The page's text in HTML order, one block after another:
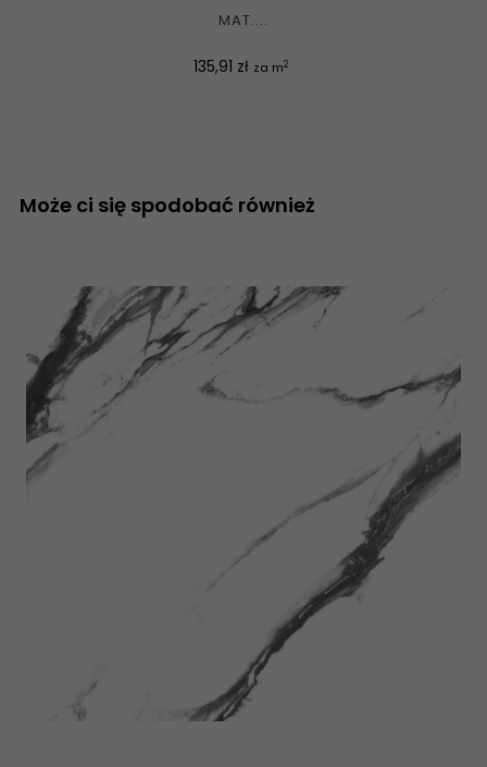
MAT....
Cena
135,91 zł za m2
Może ci się spodobać również